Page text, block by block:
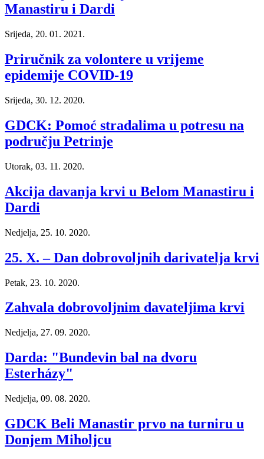
Manastiru i Dardi
Srijeda, 20. 01. 2021.
Priručnik za volontere u vrijeme
epidemije COVID-19
Srijeda, 30. 12. 2020.
GDCK: Pomoć stradalima u potresu na
području Petrinje
Utorak, 03. 11. 2020.
Akcija davanja krvi u Belom Manastiru i
Dardi
Nedjelja, 25. 10. 2020.
25. X. – Dan dobrovoljnih darivatelja krvi
Petak, 23. 10. 2020.
Zahvala dobrovoljnim davateljima krvi
Nedjelja, 27. 09. 2020.
Darda: "Bundevin bal na dvoru
Esterházy"
Nedjelja, 09. 08. 2020.
GDCK Beli Manastir prvo na turniru u
Donjem Miholjcu